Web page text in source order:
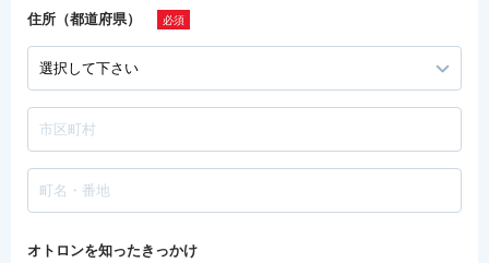
住所（都道府県）
オトロンを知ったきっかけ